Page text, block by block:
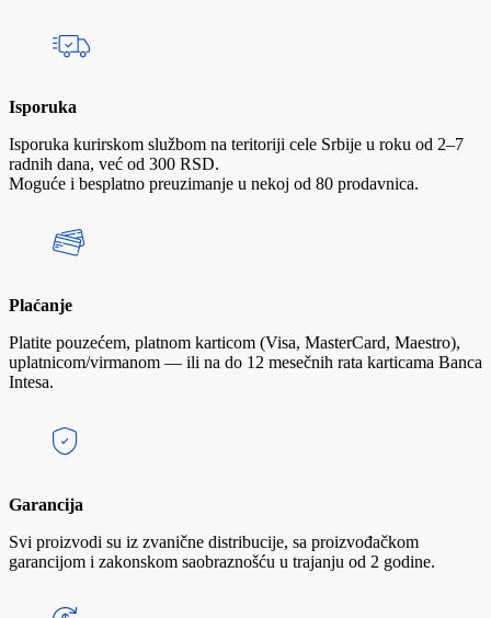
Isporuka
Isporuka kurirskom službom na teritoriji cele Srbije u roku od 2–7
radnih dana, već od 300 RSD.
Moguće i besplatno preuzimanje u nekoj od 80 prodavnica.
Plaćanje
Platite pouzećem, platnom karticom (Visa, MasterCard, Maestro),
uplatnicom/virmanom — ili na do 12 mesečnih rata karticama Banca
Intesa.
Garancija
Svi proizvodi su iz zvanične distribucije, sa proizvođačkom
garancijom i zakonskom saobraznošću u trajanju od 2 godine.